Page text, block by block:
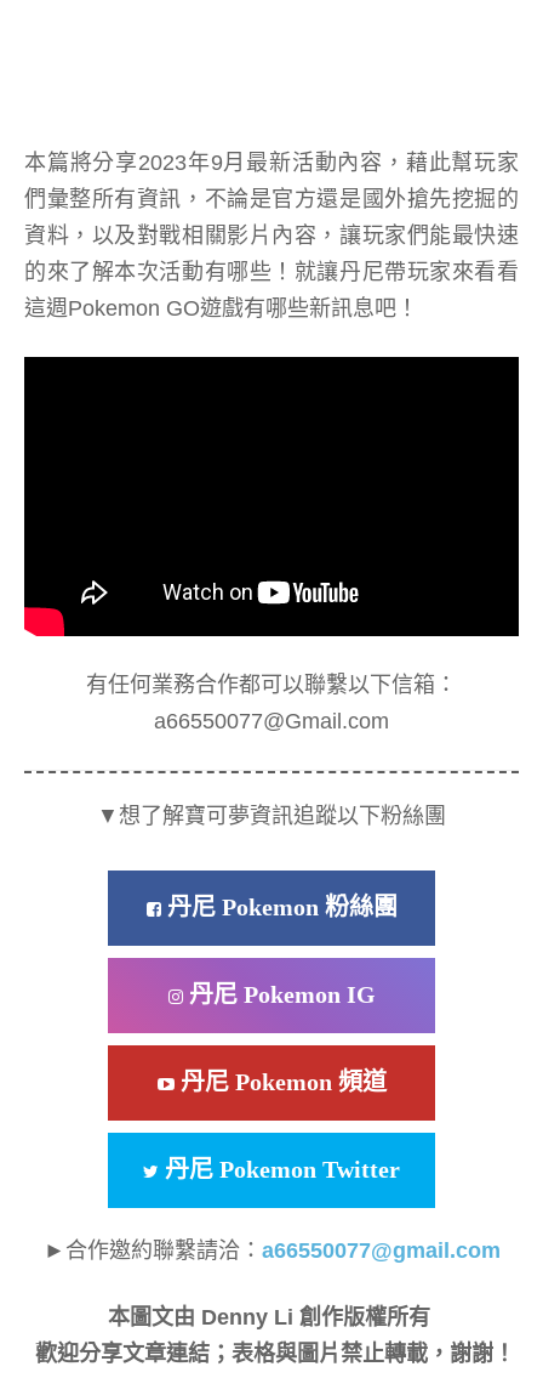
本篇將分享2023年9月最新活動內容，藉此幫玩家
們彙整所有資訊，不論是官方還是國外搶先挖掘的
資料，以及對戰相關影片內容，讓玩家們能最快速
的來了解本次活動有哪些！就讓丹尼帶玩家來看看
這週Pokemon GO遊戲有哪些新訊息吧！
有任何業務合作都可以聯繫以下信箱：
a66550077@Gmail.com
▼想了解寶可夢資訊追蹤以下粉絲團
丹尼 Pokemon 粉絲團
丹尼 Pokemon IG
丹尼 Pokemon 頻道
丹尼 Pokemon Twitter
►合作邀約聯繫請洽： a66550077@gmail.com
本圖文由 Denny Li 創作版權所有
歡迎分享文章連結；表格與圖片禁止轉載，謝謝！